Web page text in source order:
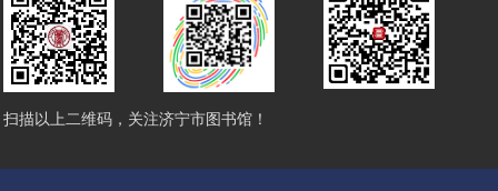
扫描以上二维码，关注济宁市图书馆！